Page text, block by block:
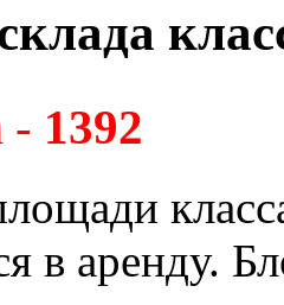
- 1392
в аренду.